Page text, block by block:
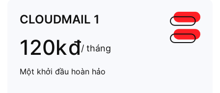
CLOUDMAIL 1
120kđ/ tháng
Một khởi đầu hoàn hảo